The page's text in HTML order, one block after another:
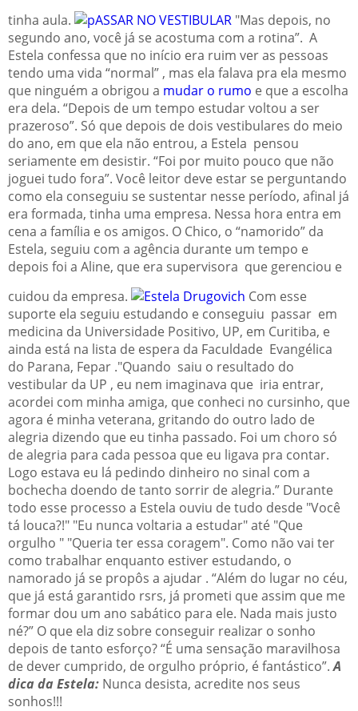
tinha aula.
"Mas depois, no
segundo ano, você já se acostuma com a rotina”. A
Estela confessa que no início era ruim ver as pessoas
tendo uma vida “normal” , mas ela falava pra ela mesmo
que ninguém a obrigou a mudar o rumo e que a escolha
era dela. “Depois de um tempo estudar voltou a ser
prazeroso”. Só que depois de dois vestibulares do meio
do ano, em que ela não entrou, a Estela pensou
seriamente em desistir. “Foi por muito pouco que não
joguei tudo fora”. Você leitor deve estar se perguntando
como ela conseguiu se sustentar nesse período, afinal já
era formada, tinha uma empresa. Nessa hora entra em
cena a família e os amigos. O Chico, o “namorido” da
Estela, seguiu com a agência durante um tempo e
depois foi a Aline, que era supervisora que gerenciou e
cuidou da empresa.
Com esse
suporte ela seguiu estudando e conseguiu passar em
medicina da Universidade Positivo, UP, em Curitiba, e
ainda está na lista de espera da Faculdade Evangélica
do Parana, Fepar ."Quando saiu o resultado do
vestibular da UP , eu nem imaginava que iria entrar,
acordei com minha amiga, que conheci no cursinho, que
agora é minha veterana, gritando do outro lado de
alegria dizendo que eu tinha passado. Foi um choro só
de alegria para cada pessoa que eu ligava pra contar.
Logo estava eu lá pedindo dinheiro no sinal com a
bochecha doendo de tanto sorrir de alegria.” Durante
todo esse processo a Estela ouviu de tudo desde "Você
tá louca?!" "Eu nunca voltaria a estudar" até "Que
orgulho " "Queria ter essa coragem". Como não vai ter
como trabalhar enquanto estiver estudando, o
namorado já se propôs a ajudar . “Além do lugar no céu,
que já está garantido rsrs, já prometi que assim que me
formar dou um ano sabático para ele. Nada mais justo
né?” O que ela diz sobre conseguir realizar o sonho
depois de tanto esforço? “É uma sensação maravilhosa
de dever cumprido, de orgulho próprio, é fantástico”.A
dica da Estela: Nunca desista, acredite nos seus
sonhos!!!